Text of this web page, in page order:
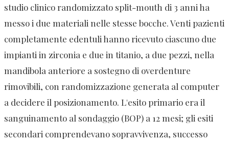
studio clinico randomizzato split-mouth di 3 anni ha
messo i due materiali nelle stesse bocche. Venti pazienti
completamente edentuli hanno ricevuto ciascuno due
impianti in zirconia e due in titanio, a due pezzi, nella
mandibola anteriore a sostegno di overdenture
rimovibili, con randomizzazione generata al computer
a decidere il posizionamento. L'esito primario era il
sanguinamento al sondaggio (BOP) a 12 mesi; gli esiti
secondari comprendevano sopravvivenza, successo